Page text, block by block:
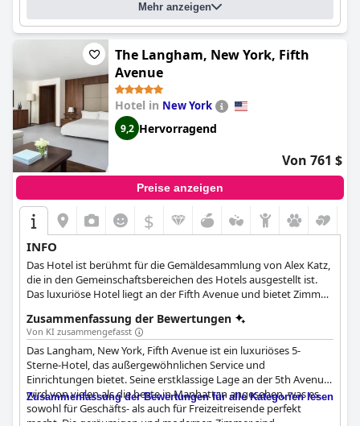
Mehr anzeigen
The Langham, New York, Fifth
Avenue
Hotel in New York
9,2 Hervorragend
Von 761 $
Preise anzeigen
$
INFO
Das Hotel ist berühmt für die Gemäldesammlung von Alex Katz,
die in den Gemeinschaftsbereichen des Hotels ausgestellt ist.
Das luxuriöse Hotel liegt an der Fifth Avenue und bietet Zimmer
Zusammenfassung der Bewertungen
Von KI zusammengefasst
Das Langham, New York, Fifth Avenue ist ein luxuriöses 5-
Sterne-Hotel, das außergewöhnlichen Service und
Einrichtungen bietet. Seine erstklassige Lage an der 5th Avenue
wird von vielen als die beste in Manhattan angesehen, was es
sowohl für Geschäfts- als auch für Freizeitreisende perfekt
macht. Die geräumigen und modernen Zimmer sind
Zusammenfassung der Bewertungen für alle Kategorien lesen